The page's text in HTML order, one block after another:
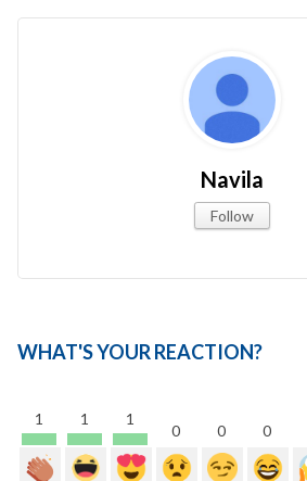
Navila
Follow
WHAT'S YOUR REACTION?
1 1 1
0 0 0